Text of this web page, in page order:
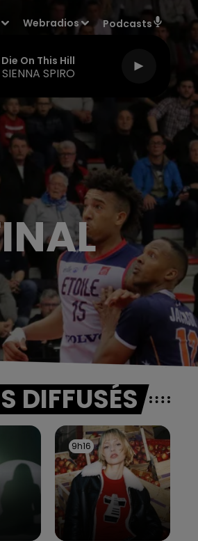
Webradios Podcasts
Die On This Hill
SIENNA SPIRO
DIFFUSÉS
9h16
9h16